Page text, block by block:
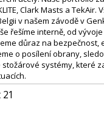
Clark Masts a
v našem závodě v
řešíme interně, od
důraz na bezpečnost,
o posílení obrany,
systémy, které